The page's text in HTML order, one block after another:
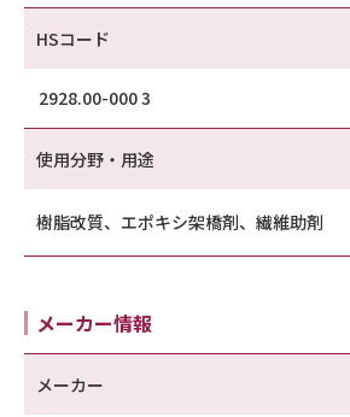
HSコード
2928.00-000 3
使用分野・用途
樹脂改質、エポキシ架橋剤、繊維助剤
メーカー情報
メーカー